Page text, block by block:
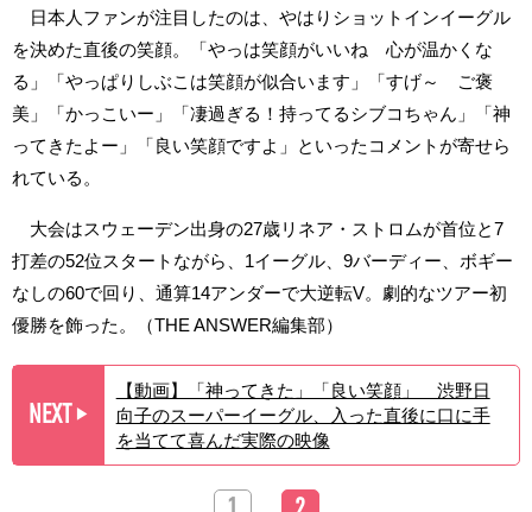
日本人ファンが注目したのは、やはりショットインイーグル
を決めた直後の笑顔。「やっは笑顔がいいね 心が温かくな
る」「やっぱりしぶこは笑顔が似合います」「すげ～ ご褒
美」「かっこいー」「凄過ぎる！持ってるシブコちゃん」「神
ってきたよー」「良い笑顔ですよ」といったコメントが寄せら
れている。
大会はスウェーデン出身の27歳リネア・ストロムが首位と7
打差の52位スタートながら、1イーグル、9バーディー、ボギー
なしの60で回り、通算14アンダーで大逆転V。劇的なツアー初
優勝を飾った。（THE ANSWER編集部）
NEXT ▶︎
【動画】「神ってきた」「良い笑顔」 渋野日
向子のスーパーイーグル、入った直後に口に手
を当てて喜んだ実際の映像